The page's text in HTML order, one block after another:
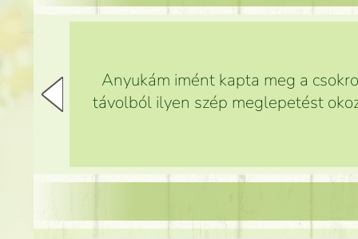
Anyukám imént kapta meg a
távolból ilyen szép meglepetést